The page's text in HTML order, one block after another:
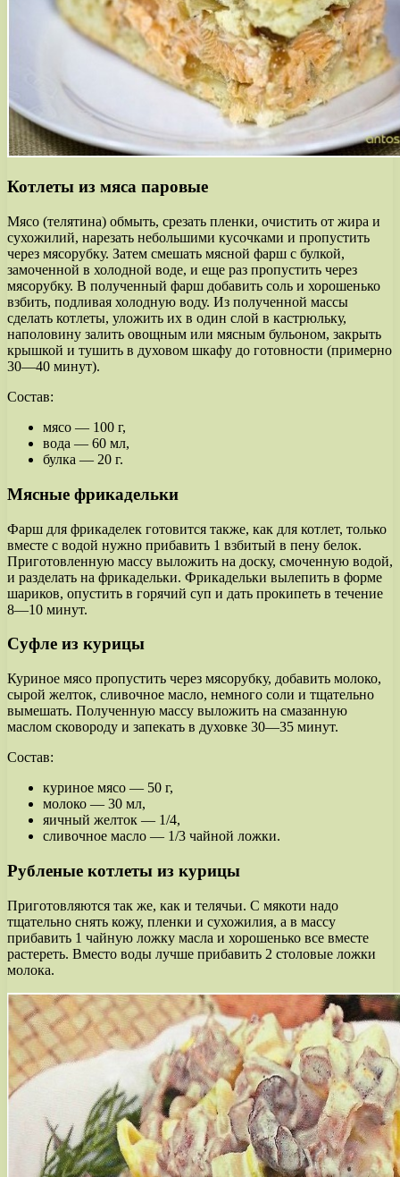
Котлеты из мяса паровые
Мясо (телятина) обмыть, срезать пленки, очистить от жира и
сухожилий, нарезать небольшими кусочками и пропустить
через мясорубку. Затем смешать мясной фарш с булкой,
замоченной в холодной воде, и еще раз пропустить через
мясорубку. В полученный фарш добавить соль и хорошенько
взбить, подливая холодную воду. Из полученной массы
сделать котлеты, уложить их в один слой в кастрюльку,
наполовину залить овощным или мясным бульоном, закрыть
крышкой и тушить в духовом шкафу до готовности (примерно
30—40 минут).
Состав:
мясо — 100 г,
вода — 60 мл,
булка — 20 г.
Мясные фрикадельки
Фарш для фрикаделек готовится также, как для котлет, только
вместе с водой нужно прибавить 1 взбитый в пену белок.
Приготовленную массу выложить на доску, смоченную водой,
и разделать на фрикадельки. Фрикадельки вылепить в форме
шариков, опустить в горячий суп и дать прокипеть в течение
8—10 минут.
Суфле из курицы
Куриное мясо пропустить через мясорубку, добавить молоко,
сырой желток, сливочное масло, немного соли и тщательно
вымешать. Полученную массу выложить на смазанную
маслом сковороду и запекать в духовке 30—35 минут.
Состав:
куриное мясо — 50 г,
молоко — 30 мл,
яичный желток — 1/4,
сливочное масло — 1/3 чайной ложки.
Рубленые котлеты из курицы
Приготовляются так же, как и телячьи. С мякоти надо
тщательно снять кожу, пленки и сухожилия, а в массу
прибавить 1 чайную ложку масла и хорошенько все вместе
растереть. Вместо воды лучше прибавить 2 столовые ложки
молока.